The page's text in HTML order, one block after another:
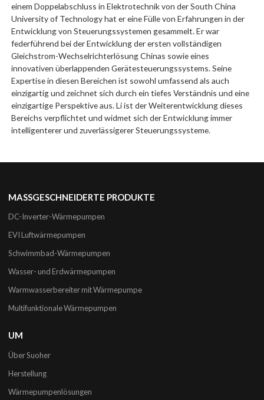
einem Doppelabschluss in Elektrotechnik von der South China
University of Technology hat er eine Fülle von Erfahrungen in der
Entwicklung von Steuerungssystemen gesammelt. Er war
federführend bei der Entwicklung der ersten vollständigen
Gleichstrom-Wechselrichterlösung Chinas sowie eines
innovativen überlappenden Gerätesteuerungssystems. Seine
Expertise in diesen Bereichen ist sowohl umfassend als auch
einzigartig und zeichnet sich durch ein tiefes Verständnis und eine
einzigartige Perspektive aus. Li ist der Weiterentwicklung dieses
Bereichs verpflichtet und widmet sich der Entwicklung immer
intelligenterer und zuverlässigerer Steuerungssysteme.
MASSGESCHNEIDERTE PRODUKTE
DC-Inverter-Wärmepumpen
EVI Luftwärmepumpen
Schwimmbad-Wärmepumpen
Wasser- und Erdwärmepumpen
Warmwasserbereiter mit Wärmepumpe
Multifunktionale Wärmepumpen
UM
Über Suoher
Herstellung
Wärmepumpenlösungen